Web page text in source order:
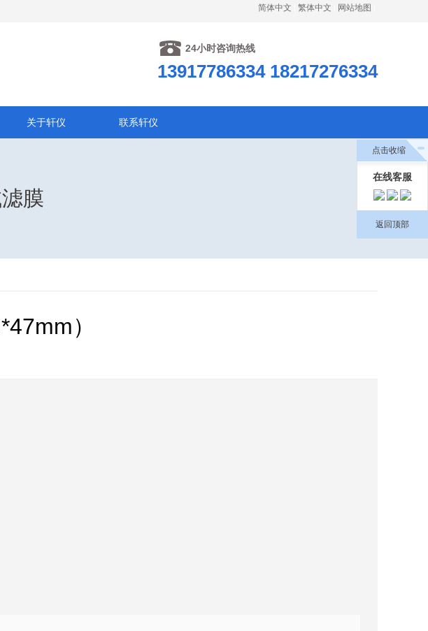
简体中文 繁体中文 网站地图
24小时咨询热线
13917786334 18217276334
关于轩仪 联系轩仪
膜
）
点击收缩
在线客服
返回顶部